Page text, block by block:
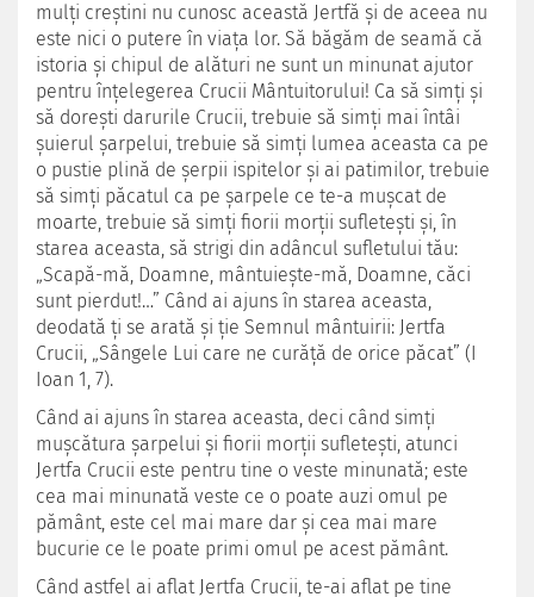
mulţi creştini nu cunosc această Jertfă şi de aceea nu
este nici o putere în viaţa lor. Să băgăm de seamă că
istoria şi chipul de alături ne sunt un minunat ajutor
pentru înţelegerea Crucii Mântuitorului! Ca să simţi şi
să doreşti darurile Crucii, trebuie să simţi mai întâi
şuierul şarpelui, trebuie să simţi lumea aceasta ca pe
o pustie plină de şerpii ispitelor şi ai patimilor, trebuie
să simţi păcatul ca pe şarpele ce te-a muşcat de
moarte, trebuie să simţi fiorii morţii sufleteşti şi, în
starea aceasta, să strigi din adâncul sufletului tău:
„Scapă-mă, Doamne, mântuieşte-mă, Doamne, căci
sunt pierdut!…” Când ai ajuns în starea aceasta,
deodată ţi se arată şi ţie Semnul mântuirii: Jertfa
Crucii, „Sângele Lui care ne curăţă de orice păcat” (I
Ioan 1, 7).
Când ai ajuns în starea aceasta, deci când simţi
muşcătura şarpelui şi fiorii morţii sufleteşti, atunci
Jertfa Crucii este pentru tine o veste minunată; este
cea mai minunată veste ce o poate auzi omul pe
pământ, este cel mai mare dar şi cea mai mare
bucurie ce le poate primi omul pe acest pământ.
Când astfel ai aflat Jertfa Crucii, te-ai aflat pe tine